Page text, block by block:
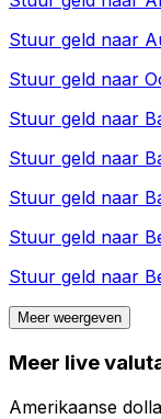
Stuur geld naar
Stuur geld naar
Stuur geld naar
Stuur geld naar
Stuur geld naar
Stuur geld naar
Stuur geld naar
Meer weergeven
Meer live
Amerikaanse